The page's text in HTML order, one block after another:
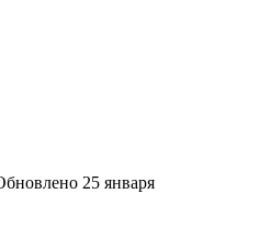
25 января